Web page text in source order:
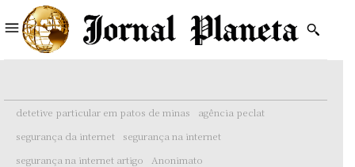
detetive particular em patos de minas
agência peclat
segurança da internet
segurança na internet
segurança na internet artigo
Anonimato